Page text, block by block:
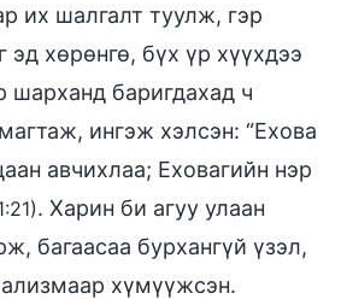
их шалгалт туулж, гэр
эд хөрөнгө, бүх үр хүүхдээ
шарханд баригдахад ч
ингэж хэлсэн: “Ехова
авчихлаа; Еховагийн нэр
. Харин би агуу улаан
багаасаа бурхангүй үзэл,
хүмүүжсэн.